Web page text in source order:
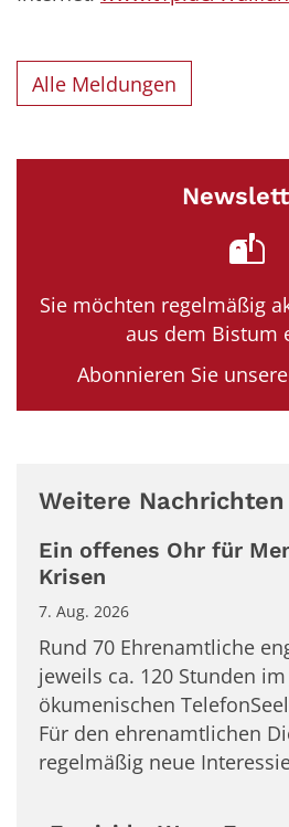
Alle Meldungen
Sie möchten regelmäßig
aus dem Bistum
Abonnieren Sie
Weitere Nachrichten
Ein offenes Ohr für
Krisen
7. Aug. 2026
Rund 70 Ehrenamtliche
jeweils ca. 120 Stunden
ökumenischen
Für den ehrenamtlichen
regelmäßig neue